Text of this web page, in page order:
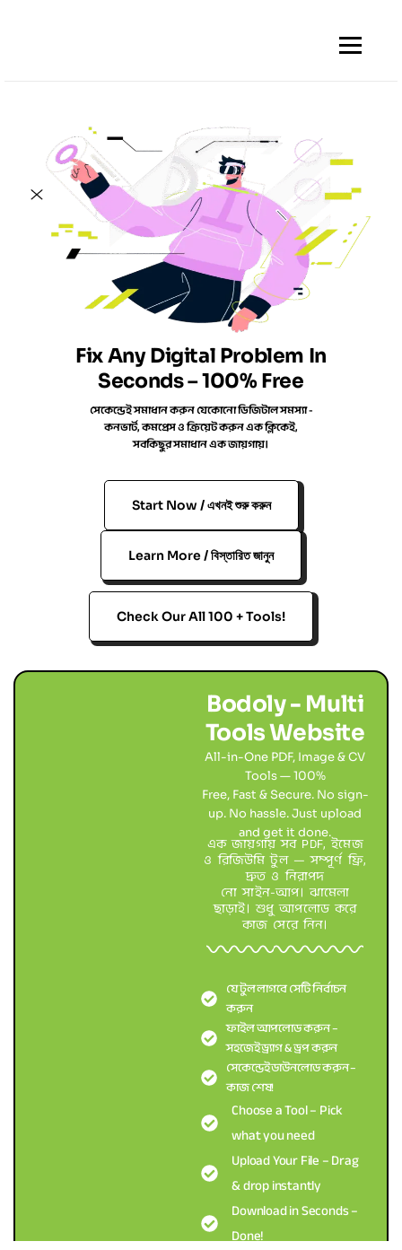
Fix Any Digital Problem In
Seconds – 100% Free
সেকেন্ডেই সমাধান করুন যেকোনো ডিজিটাল সমস্যা -
কনভার্ট, কমপ্রেস ও ক্রিয়েট করুন এক ক্লিকেই,
সবকিছুর সমাধান এক জায়গায়।
Start Now / এখনই শুরু করুন
Learn More / বিস্তারিত জানুন
Check Our All 100 + Tools!
Bodoly - Multi
Tools Website
All-in-One PDF, Image & CV
Tools — 100%
Free, Fast & Secure. No sign-
up. No hassle. Just upload
and get it done.
এক জায়গায় সব PDF, ইমেজ
ও রিজিউমি টুল — সম্পূর্ণ ফ্রি,
দ্রুত ও নিরাপদ
নো সাইন-আপ। ঝামেলা
ছাড়াই। শুধু আপলোড করে
কাজ সেরে নিন।
যে টুল লাগবে সেটি নির্বাচন
করুন
ফাইল আপলোড করুন –
সহজেই ড্র্যাগ & ড্রপ করুন
সেকেন্ডেই ডাউনলোড করুন –
কাজ শেষ!
Choose a Tool – Pick
what you need
Upload Your File – Drag
& drop instantly
Download in Seconds –
Done!